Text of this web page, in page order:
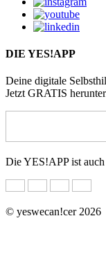
DIE YES!APP
Deine digitale
Jetzt GRATIS
Die YES!APP ist
© yeswecan!cer 2026